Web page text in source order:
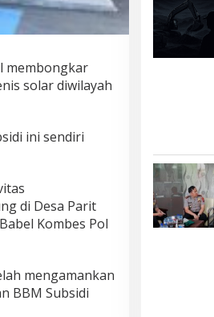
membongkar
solar diwilayah
ini sendiri
di Desa Parit
Kombes Pol
mengamankan
BBM Subsidi